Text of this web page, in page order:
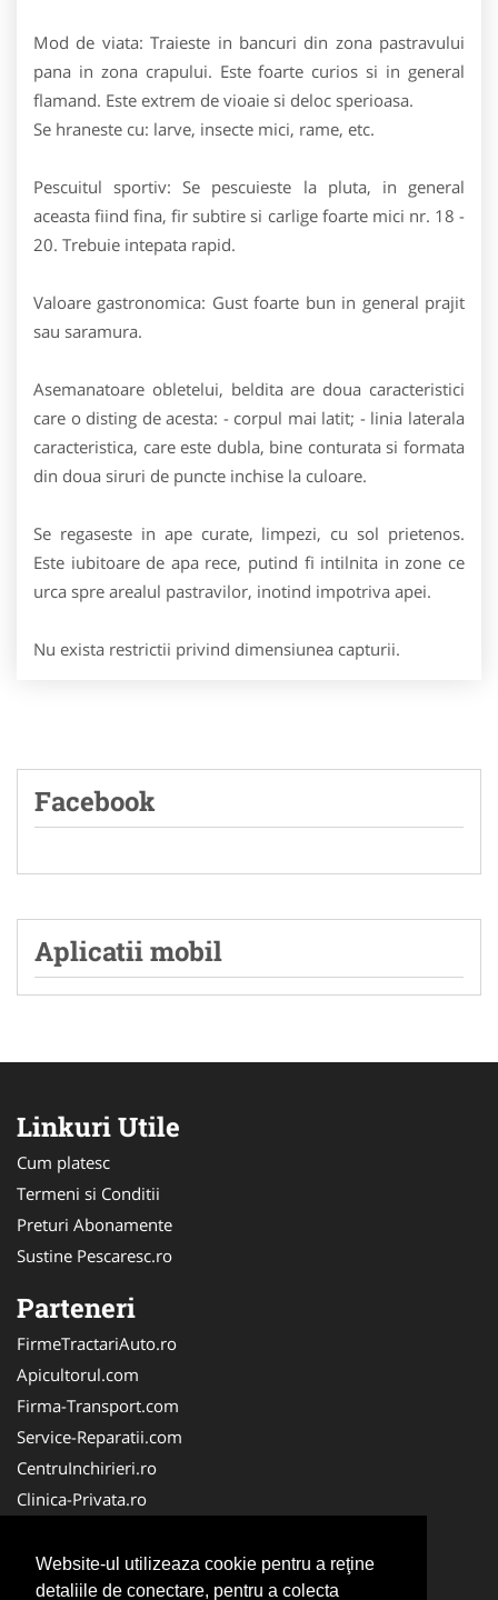
Website-ul utilizeaza cookie pentru a reţine
detaliile de conectare, pentru a colecta
Mod de viata: Traieste in bancuri din zona pastravului
pana in zona crapului. Este foarte curios si in general
flamand. Este extrem de vioaie si deloc sperioasa.
Se hraneste cu: larve, insecte mici, rame, etc.
Pescuitul sportiv: Se pescuieste la pluta, in general
aceasta fiind fina, fir subtire si carlige foarte mici nr. 18 -
20. Trebuie intepata rapid.
Valoare gastronomica: Gust foarte bun in general prajit
sau saramura.
Asemanatoare obletelui, beldita are doua caracteristici
care o disting de acesta: - corpul mai latit; - linia laterala
caracteristica, care este dubla, bine conturata si formata
din doua siruri de puncte inchise la culoare.
Se regaseste in ape curate, limpezi, cu sol prietenos.
Este iubitoare de apa rece, putind fi intilnita in zone ce
urca spre arealul pastravilor, inotind impotriva apei.
Nu exista restrictii privind dimensiunea capturii.
Facebook
Aplicatii mobil
Linkuri Utile
Cum platesc
Termeni si Conditii
Preturi Abonamente
Sustine Pescaresc.ro
Parteneri
FirmeTractariAuto.ro
Apicultorul.com
Firma-Transport.com
Service-Reparatii.com
CentruInchirieri.ro
Clinica-Privata.ro
Servicii-DDD.com
Birouri-Cadastru.ro